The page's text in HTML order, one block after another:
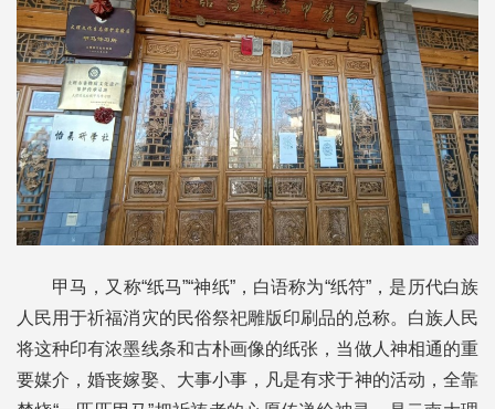
甲马，又称“纸马”“神纸”，白语称为“纸符”，是历代白族
人民用于祈福消灾的民俗祭祀雕版印刷品的总称。白族人民
将这种印有浓墨线条和古朴画像的纸张，当做人神相通的重
要媒介，婚丧嫁娶、大事小事，凡是有求于神的活动，全靠